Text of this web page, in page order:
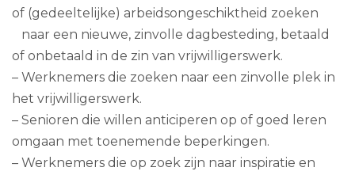
of (gedeeltelijke) arbeidsongeschiktheid zoeken
naar een nieuwe, zinvolle dagbesteding, betaald
of onbetaald in de zin van vrijwilligerswerk.
– Werknemers die zoeken naar een zinvolle plek in
het vrijwilligerswerk.
– Senioren die willen anticiperen op of goed leren
omgaan met toenemende beperkingen.
– Werknemers die op zoek zijn naar inspiratie en